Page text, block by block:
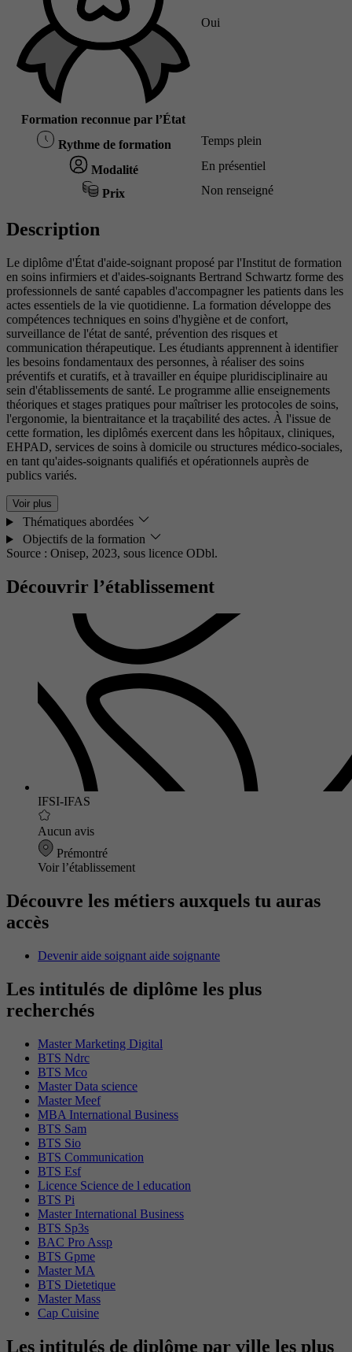
Formation reconnue par l’État
Oui
Rythme de formation Temps plein
Modalité En présentiel
Prix Non renseigné
Description
Le diplôme d'État d'aide-soignant proposé par l'Institut de formation
en soins infirmiers et d'aides-soignants Bertrand Schwartz forme des
professionnels de santé capables d'accompagner les patients dans les
actes essentiels de la vie quotidienne. La formation développe des
compétences techniques en soins d'hygiène et de confort,
surveillance de l'état de santé, prévention des risques et
communication thérapeutique. Les étudiants apprennent à identifier
les besoins fondamentaux des personnes, à réaliser des soins
préventifs et curatifs, et à travailler en équipe pluridisciplinaire au
sein d'établissements de santé. Le programme allie enseignements
théoriques et stages pratiques pour maîtriser les protocoles de soins,
l'ergonomie, la bientraitance et la traçabilité des actes. À l'issue de
cette formation, les diplômés exercent dans les hôpitaux, cliniques,
EHPAD, services de soins à domicile ou structures médico-sociales,
en tant qu'aides-soignants qualifiés et opérationnels auprès de
publics variés.
Voir plus
Thématiques abordées
Objectifs de la formation
Source : Onisep, 2023, sous licence ODbl.
Découvrir l’établissement
IFSI-IFAS
Aucun avis
Prémontré
Voir l’établissement
Découvre les métiers auxquels tu auras
accès
Devenir aide soignant aide soignante
Les intitulés de diplôme les plus
recherchés
Master Marketing Digital
BTS Ndrc
BTS Mco
Master Data science
Master Meef
MBA International Business
BTS Sam
BTS Sio
BTS Communication
BTS Esf
Licence Science de l education
BTS Pi
Master International Business
BTS Sp3s
BAC Pro Assp
BTS Gpme
Master MA
BTS Dietetique
Master Mass
Cap Cuisine
Les intitulés de diplôme par ville les plus